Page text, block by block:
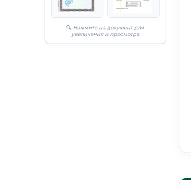
🔍 Нажмите на документ для
увеличения и просмотра